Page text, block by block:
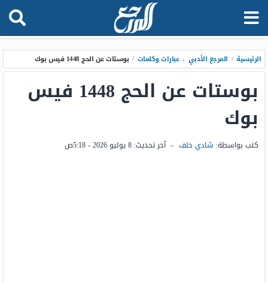
الرئيسية / المرجع الأدبي ، عبارات وكلمات / بوستات عن الحج 1448 فيس بوك
بوستات عن الحج 1448 فيس
بوك
كتب بواسطة: شادي خلف – آخر تحديث: 8 يوليو 2026 - 5:18ص